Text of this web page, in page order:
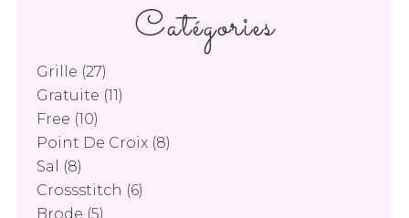
Catégories
Grille (27)
Gratuite (11)
Free (10)
Point De Croix (8)
Sal
(8)
Crossstitch (6)
Brode (5)